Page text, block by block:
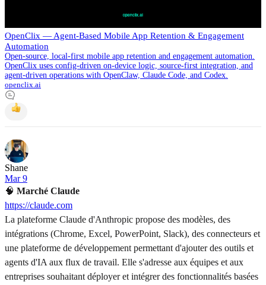
OpenClix — Agent-Based Mobile App Retention & Engagement
Automation
Open-source, local-first mobile app retention and engagement automation.
OpenClix uses config-driven on-device logic, source-first integration, and
agent-driven operations with OpenClaw, Claude Code, and Codex.
openclix.ai
Shane
Mar 9
🧠 Marché Claude
https://claude.com
La plateforme Claude d'Anthropic propose des modèles, des
intégrations (Chrome, Excel, PowerPoint, Slack), des connecteurs et
une plateforme de développement permettant d'ajouter des outils et
agents d'IA aux flux de travail. Elle s'adresse aux équipes et aux
entreprises souhaitant déployer et intégrer des fonctionnalités basées